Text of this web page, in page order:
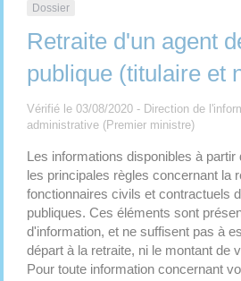
Dossier
Retraite d'un agent
publique (titulaire et
Vérifié le 03/08/2020 - Direction de
administrative (Premier ministre)
Les informations disponibles à partir
les principales règles concernant la
fonctionnaires civils et contractuels
publiques. Ces éléments sont
d'information, et ne suffisent pas à
départ à la retraite, ni le montant de
Pour toute information concernant